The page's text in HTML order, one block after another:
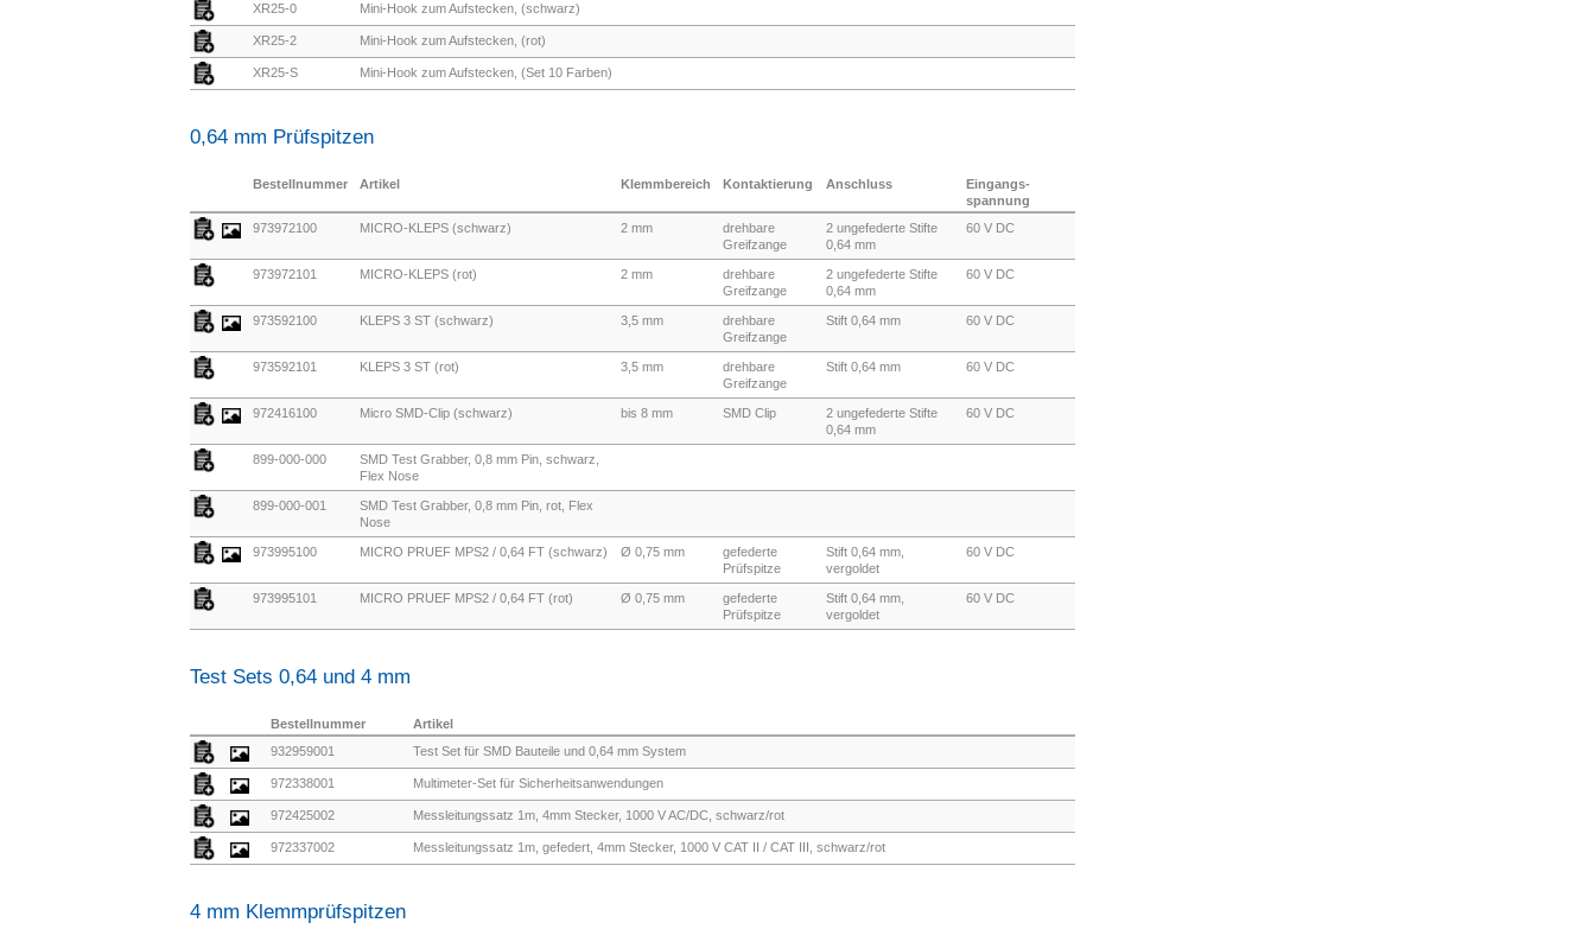
XR25-0 Mini-Hook zum Aufstecken, (schwarz)
XR25-2 Mini-Hook zum Aufstecken, (rot)
XR25-S Mini-Hook zum Aufstecken, (Set 10 Farben)
0,64 mm Prüfspitzen
Bestellnummer Artikel Klemmbereich Kontaktierung Anschluss
Eingangs-
spannung
973972100
MICRO-KLEPS (schwarz) 2 mm
drehbare
Greifzange
2 ungefederte Stifte
0,64 mm
60 V DC
973972101 MICRO-KLEPS (rot) 2 mm
drehbare
Greifzange
2 ungefederte Stifte
0,64 mm
60 V DC
973592100 KLEPS 3 ST (schwarz) 3,5 mm
drehbare
Greifzange
Stift 0,64 mm 60 V DC
973592101 KLEPS 3 ST (rot) 3,5 mm
drehbare
Greifzange
Stift 0,64 mm 60 V DC
972416100 Micro SMD-Clip (schwarz) bis 8 mm SMD Clip
2 ungefederte Stifte
0,64 mm
60 V DC
899-000-000
SMD Test Grabber, 0,8 mm Pin, schwarz,
Flex Nose
899-000-001
SMD Test Grabber, 0,8 mm Pin, rot, Flex
Nose
973995100 MICRO PRUEF MPS2 / 0,64 FT (schwarz) Ø 0,75 mm
gefederte
Prüfspitze
Stift 0,64 mm,
vergoldet
60 V DC
973995101 MICRO PRUEF MPS2 / 0,64 FT (rot) Ø 0,75 mm
gefederte
Prüfspitze
Stift 0,64 mm,
vergoldet
60 V DC
Test Sets 0,64 und 4 mm
Bestellnummer
Artikel
932959001
Test Set für SMD Bauteile und 0,64 mm System
972338001 Multimeter-Set für Sicherheitsanwendungen
972425002 Messleitungssatz 1m, 4mm Stecker, 1000 V AC/DC, schwarz/rot
972337002 Messleitungssatz 1m, gefedert, 4mm Stecker, 1000 V CAT II / CAT III, schwarz/rot
4 mm Klemmprüfspitzen